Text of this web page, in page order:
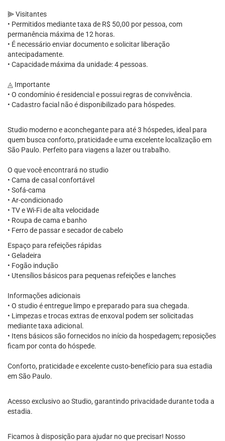
⫸ Visitantes
• Permitidos mediante taxa de R$ 50,00 por pessoa, com
permanência máxima de 12 horas.
• É necessário enviar documento e solicitar liberação
antecipadamente.
• Capacidade máxima da unidade: 4 pessoas.
◬ Importante
• O condomínio é residencial e possui regras de convivência.
• Cadastro facial não é disponibilizado para hóspedes.
Studio moderno e aconchegante para até 3 hóspedes, ideal para
quem busca conforto, praticidade e uma excelente localização em
São Paulo. Perfeito para viagens a lazer ou trabalho.
O que você encontrará no studio
• Cama de casal confortável
• Sofá-cama
• Ar-condicionado
• TV e Wi-Fi de alta velocidade
• Roupa de cama e banho
• Ferro de passar e secador de cabelo
Espaço para refeições rápidas
• Geladeira
• Fogão indução
• Utensílios básicos para pequenas refeições e lanches
Informações adicionais
• O studio é entregue limpo e preparado para sua chegada.
• Limpezas e trocas extras de enxoval podem ser solicitadas
mediante taxa adicional.
• Itens básicos são fornecidos no início da hospedagem; reposições
ficam por conta do hóspede.
Conforto, praticidade e excelente custo-benefício para sua estadia
em São Paulo.
Acesso exclusivo ao Studio, garantindo privacidade durante toda a
estadia.
Ficamos à disposição para ajudar no que precisar! Nosso